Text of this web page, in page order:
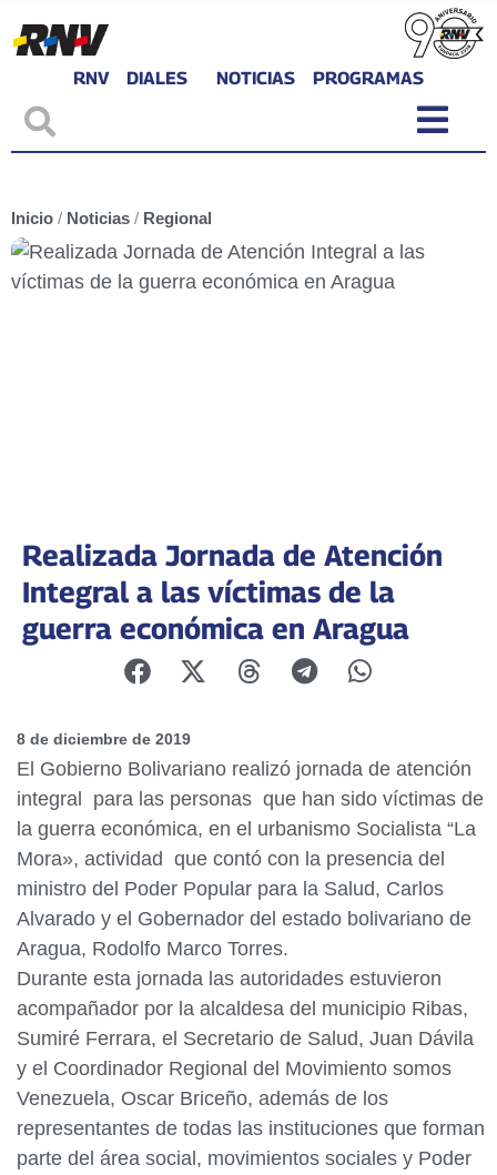
RNV DIALES NOTICIAS PROGRAMAS
Inicio / Noticias / Regional
Realizada Jornada de Atención
Integral a las víctimas de la
guerra económica en Aragua
8 de diciembre de 2019
El Gobierno Bolivariano realizó jornada de atención
integral para las personas que han sido víctimas de
la guerra económica, en el urbanismo Socialista “La
Mora», actividad que contó con la presencia del
ministro del Poder Popular para la Salud, Carlos
Alvarado y el Gobernador del estado bolivariano de
Aragua, Rodolfo Marco Torres.
Durante esta jornada las autoridades estuvieron
acompañador por la alcaldesa del municipio Ribas,
Sumiré Ferrara, el Secretario de Salud, Juan Dávila
y el Coordinador Regional del Movimiento somos
Venezuela, Oscar Briceño, además de los
representantes de todas las instituciones que forman
parte del área social, movimientos sociales y Poder